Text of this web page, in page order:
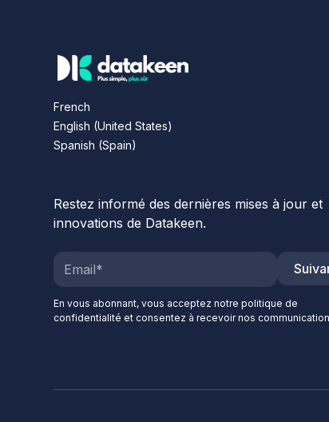
French
English (United States)
Spanish (Spain)
Restez informé des dernières mises à jour et
innovations de Datakeen.
En vous abonnant, vous acceptez notre politique de
confidentialité et consentez à recevoir nos